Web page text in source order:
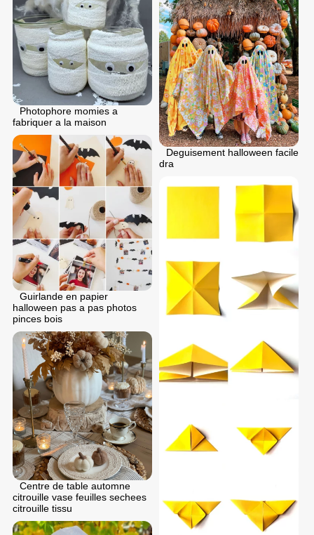
Photophore momies a
fabriquer a la maison
Deguisement halloween facile
dra
Guirlande en papier
halloween pas a pas photos
pinces bois
Centre de table automne
citrouille vase feuilles sechees
citrouille tissu